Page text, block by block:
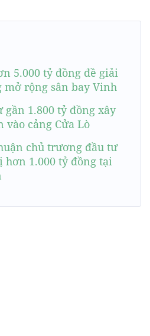
5.000 tỷ đồng đề giải
mở rộng sân bay Vinh
1.800 tỷ đồng xây
vào cảng Cửa Lò
chủ trương đầu tư
1.000 tỷ đồng tại